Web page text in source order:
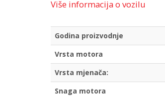
Više informacija o vozilu
Godina proizvodnje
Vrsta motora
Vrsta mjenača:
Snaga motora